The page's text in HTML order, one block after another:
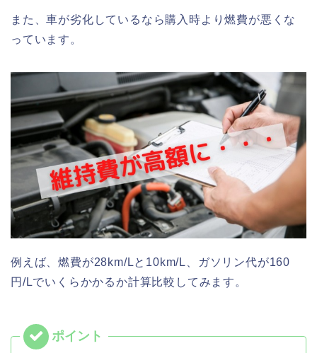
また、車が劣化しているなら購入時より燃費が悪くな
っています。
例えば、燃費が28km/Lと10km/L、ガソリン代が160
円/Lでいくらかかるか計算比較してみます。